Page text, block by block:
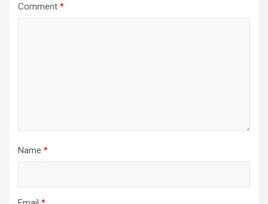
Comment *
Name *